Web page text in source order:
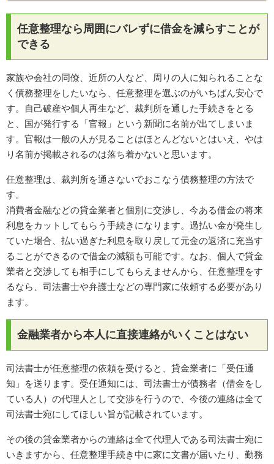
任意整理なら周囲にバレずに借金を減らすことが
できる
家族や会社の同僚、近所の人など、周りの人に知られることな
く債務整理をしたいなら、任意整理を選ぶのがいちばん安心で
す。自己破産や個人再生など、裁判所を通した手続きをとる
と、国が発行する「官報」という新聞に名前が出てしまいま
す。官報は一般の人が見ることはほとんどないとはいえ、やは
り名前が掲載されるのは落ち着かないと思います。
任意整理は、裁判所を通さないでおこなう債務整理の方法で
す。
消費者金融などの貸金業者と個別に交渉し、今ある借金の将来
利息をカットしてもらう手続きになります。過払い金が発生し
ていた場合、払い過ぎた利息を取り戻して元金の返済に充当す
ることができるので借金の減額も可能です。なお、個人で貸金
業者と交渉しても相手にしてもらえませんから、任意整理をす
るなら、司法書士や弁護士などの専門家に依頼する必要があり
ます。
金融業者から本人に直接連絡がいくことはない
司法書士が任意整理の依頼を受けると、貸金業者に「受任通
知」を送ります。受任通知には、司法書士が債務者（借金をし
ている人）の代理人として交渉を行うので、今後の連絡は全て
司法書士宛にしてほしい旨が記載されています。
その後の貸金業者からの連絡は全て代理人である司法書士宛に
いきますから、任意整理手続き中に家に文書が届いたり、勤務